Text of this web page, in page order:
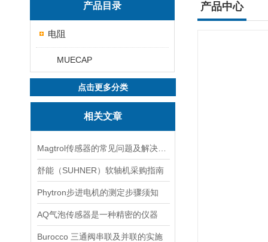
产品目录
电阻
MUECAP
点击更多分类
相关文章
舒能（SUHNER）软轴机采购指南
Phytron步进电机的测定步骤须知
AQ气泡传感器是一种精密的仪器
Burocco 三通阀串联及并联的实施
产品中心